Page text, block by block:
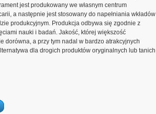
jest produkowany we własnym centrum
a następnie jest stosowany do napełniania wkładów
produkcyjnym. Produkcja odbywa się zgodnie z
nauki i badań. Jakość, której większość
dorówna, a przy tym nadal w bardzo atrakcyjnych
dla drogich produktów oryginalnych lub tanich